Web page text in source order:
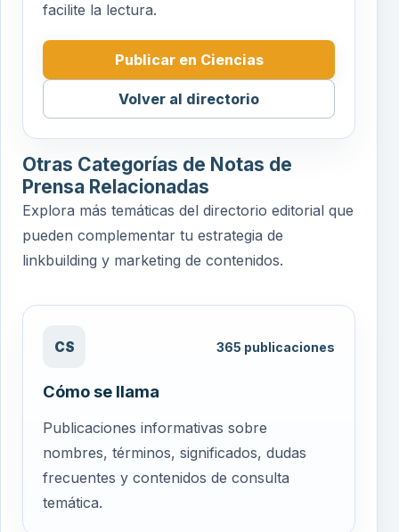
facilite la lectura.
Publicar en Ciencias
Volver al directorio
Otras Categorías de Notas de
Prensa Relacionadas
Explora más temáticas del directorio editorial que
pueden complementar tu estrategia de
linkbuilding y marketing de contenidos.
CS 365 publicaciones
Cómo se llama
Publicaciones informativas sobre
nombres, términos, significados, dudas
frecuentes y contenidos de consulta
temática.